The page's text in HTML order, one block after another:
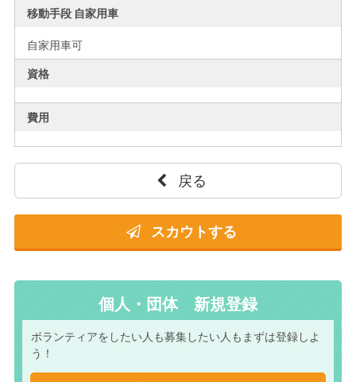
移動手段 自家用車
自家用車可
資格
費用
戻る
スカウトする
個人・団体 新規登録
ボランティアをしたい人も募集したい人もまずは登録しよ
う！